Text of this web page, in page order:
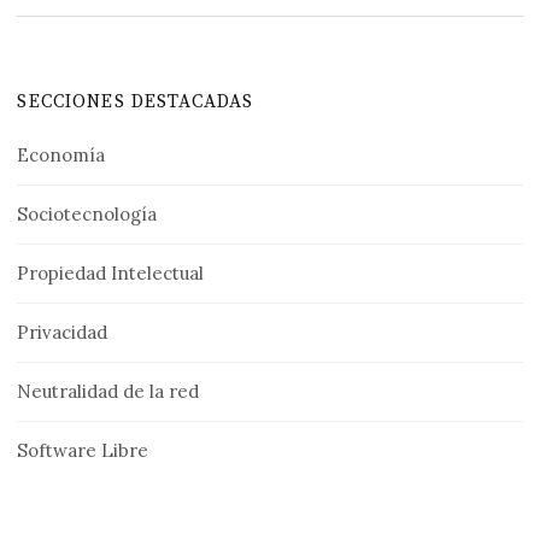
SECCIONES DESTACADAS
Economía
Sociotecnología
Propiedad Intelectual
Privacidad
Neutralidad de la red
Software Libre